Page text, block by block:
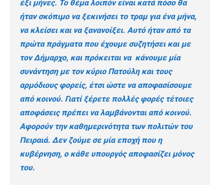
έξι μήνες. Το θέμα λοιπόν είναι κατά πόσο θα
ήταν σκόπιμο να ξεκινήσει το τραμ για ένα μήνα,
να κλείσει και να ξανανοίξει. Αυτό ήταν από τα
πρώτα πράγματα που έχουμε συζητήσει και με
τον Δήμαρχο, και πρόκειται να κάνουμε μία
συνάντηση με τον κύριο Πατούλη και τους
αρμόδιους φορείς, έτσι ώστε να αποφασίσουμε
από κοινού. Γιατί ξέρετε πολλές φορές τέτοιες
αποφάσεις πρέπει να λαμβάνονται από κοινού.
Αφορούν την καθημερινότητα των πολιτών του
Πειραιά. Δεν ζούμε σε μία εποχή που η
κυβέρνηση, ο κάθε υπουργός αποφασίζει μόνος
του.